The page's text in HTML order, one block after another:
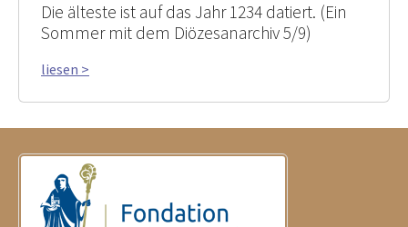
Die älteste ist auf das Jahr 1234 datiert. (Ein
Sommer mit dem Diözesanarchiv 5/9)
liesen >